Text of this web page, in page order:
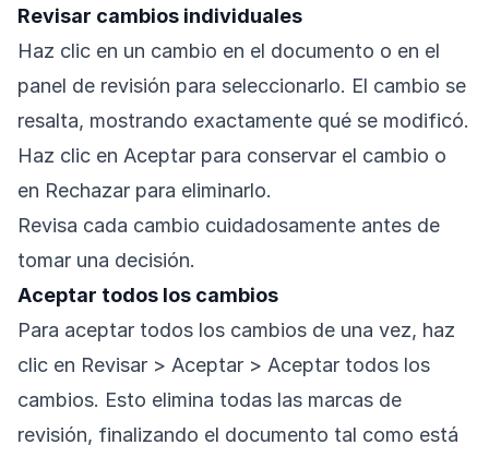
Revisar cambios individuales
Haz clic en un cambio en el documento o en el
panel de revisión para seleccionarlo. El cambio se
resalta, mostrando exactamente qué se modificó.
Haz clic en Aceptar para conservar el cambio o
en Rechazar para eliminarlo.
Revisa cada cambio cuidadosamente antes de
tomar una decisión.
Aceptar todos los cambios
Para aceptar todos los cambios de una vez, haz
clic en Revisar > Aceptar > Aceptar todos los
cambios. Esto elimina todas las marcas de
revisión, finalizando el documento tal como está